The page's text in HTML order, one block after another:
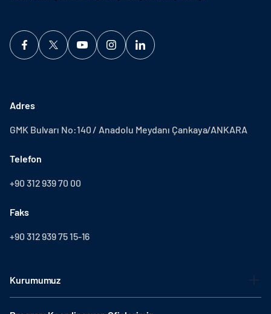
Adres
GMK Bulvarı No:140 / Anadolu Meydanı Çankaya/ANKARA
Telefon
+90 312 939 70 00
Faks
+90 312 939 75 15-16
Kurumumuz